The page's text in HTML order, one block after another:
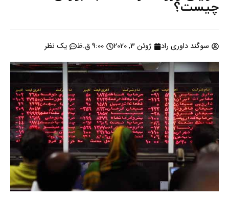
چیست؟
سوگند داوری راد ژوئن 3, 2020 9:00 ق.ظ یک نظر